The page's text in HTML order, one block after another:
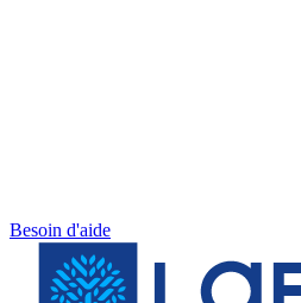
Besoin d'aide